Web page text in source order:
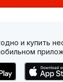
и купить